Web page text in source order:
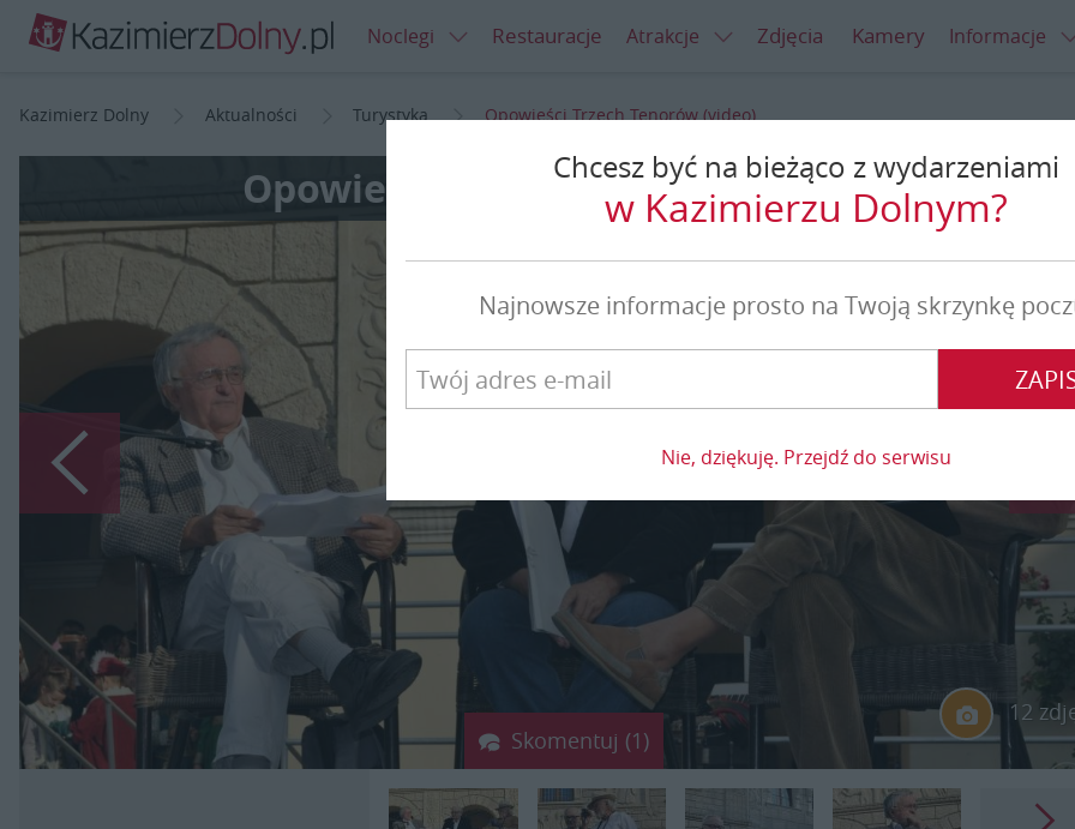
Noclegi Restauracje Atrakcje Zdjęcia Kamery Informacje
Kazimierz Dolny Aktualności Turystyka Opowieści Trzech Tenorów (video)
Opowieści Trzech Tenorów (video)
12
Poprzedni
Skomentuj (1)
Chcesz być na bieżąco z wydarzeniami
w Kazimierzu Dolnym?
Najnowsze informacje prosto na Twoją skrzynkę
Nie, dziękuję. Przejdź do serwisu